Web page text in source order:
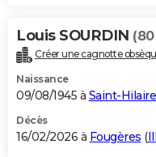
Bricolage
Lifestyle
Culture
Sport
Auto
Television
Voyage
Cinema
Louis SOURDIN
Créer une cagnotte
Naissance
09/08/1945 à Saint-
Décès
16/02/2026 à Fougères (